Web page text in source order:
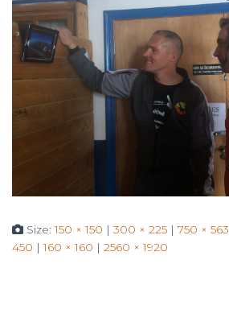
Size:150 × 150 | 300 × 225 | 750 × 563
450 | 160 × 160 | 2560 × 1920